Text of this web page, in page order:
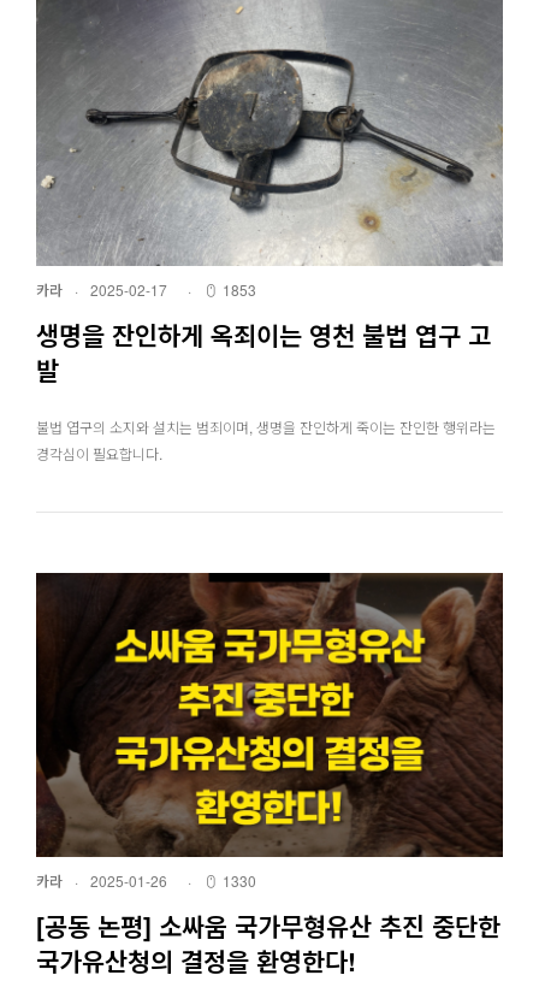
카라 · 2025-02-17 · 1853
생명을 잔인하게 옥죄이는 영천 불법 엽구 고
발
불법 엽구의 소지와 설치는 범죄이며, 생명을 잔인하게 죽이는 잔인한 행위라는
경각심이 필요합니다.
카라 · 2025-01-26 · 1330
[공동 논평] 소싸움 국가무형유산 추진 중단한
국가유산청의 결정을 환영한다!⠀